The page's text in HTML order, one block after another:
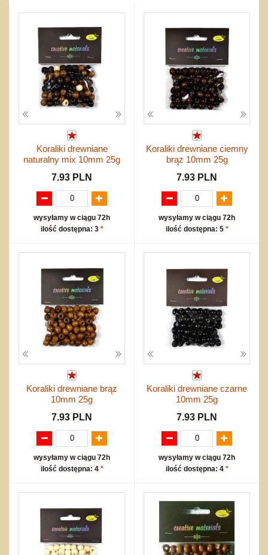
Okolicznościowe i świąteczne
Dźwiekowe
Bajkowe
Inne
Maty do zabawy
Do rozkręcania
Bąki
Pojazdy
Inne
Inne do koszykówki
Nowości
Wyprzedaż
Promocje
Zakupy hurtowe
Koszty przesyłki
Regulamin
Kontakt
Mapa produktów
Koraliki drewniane
naturalny mix 10mm 25g
7.93 PLN
wysyłamy w ciągu 72h
ilość dostępna: 3 *
Koraliki drewniane ciemny
brąz 10mm 25g
7.93 PLN
wysyłamy w ciągu 72h
ilość dostępna: 5 *
Koraliki drewniane brąz
10mm 25g
7.93 PLN
wysyłamy w ciągu 72h
ilość dostępna: 4 *
Koraliki drewniane czarne
10mm 25g
7.93 PLN
wysyłamy w ciągu 72h
ilość dostępna: 4 *